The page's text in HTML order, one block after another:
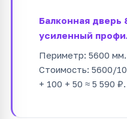
Балконная дверь
усиленный
Периметр: 5600
Стоимость: 5600/
+ 100 + 50 ≈ 5 590 ₽.